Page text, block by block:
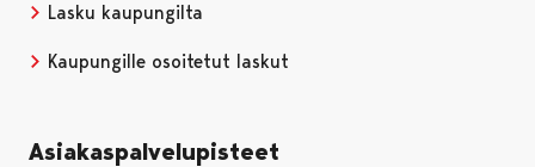
Lasku kaupungilta
Kaupungille osoitetut laskut
Asiakaspalvelupisteet